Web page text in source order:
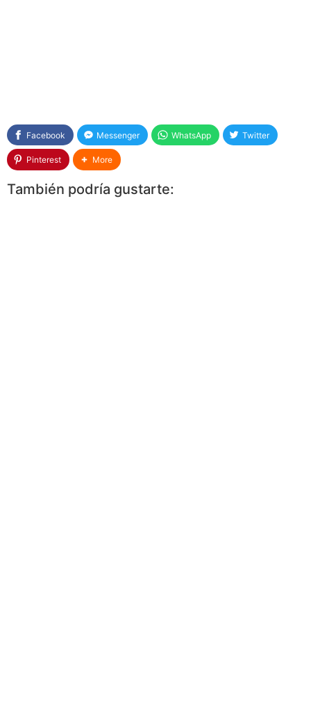
Facebook Messenger WhatsApp Twitter
Pinterest More
También podría gustarte: